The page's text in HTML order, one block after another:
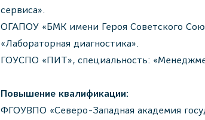
сервиса».
ОГАПОУ «БМК имени Героя Советского
«Лабораторная диагностика».
ГОУСПО «ПИТ», специальность:
Повышение квалификации:
ФГОУВПО «Северо-Западная академия